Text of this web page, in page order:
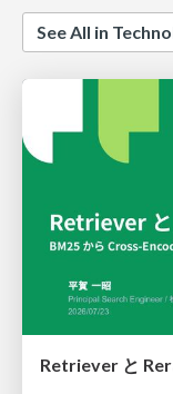
See All in
Retriever と